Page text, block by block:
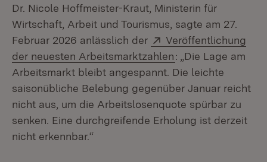
Dr. Nicole Hoffmeister-Kraut, Ministerin für
Wirtschaft, Arbeit und Tourismus, sagte am 27.
Februar 2026 anlässlich der
Extern:
Veröffentlichung
der neuesten Arbeitsmarktzahlen(Öffnet in neuem
: „Die Lage am
Arbeitsmarkt bleibt angespannt. Die leichte
saisonübliche Belebung gegenüber Januar reicht
nicht aus, um die Arbeitslosenquote spürbar zu
senken. Eine durchgreifende Erholung ist derzeit
nicht erkennbar.“